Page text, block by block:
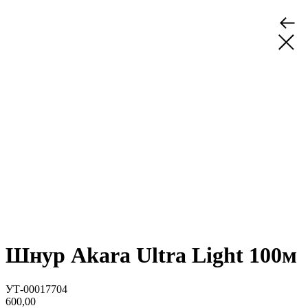
Шнур Akara Ultra Light 100м
УТ-00017704
600,00